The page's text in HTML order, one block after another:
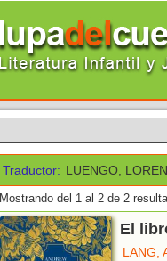
Traductor: LUENGO,
Mostrando del 1 al 2 de 2
El
LANG,